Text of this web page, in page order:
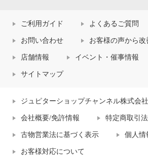
ご利用ガイド よくあるご質問
お問い合わせ お客様の声から改
店舗情報 イベント・催事情報
サイトマップ
ジュピターショップチャンネル株式会
会社概要/免許情報 特定商取引
古物営業法に基づく表示 個人情
お客様対応について